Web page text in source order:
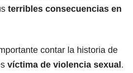
terribles consecuencias en
contar la historia de
víctima de violencia sexual.